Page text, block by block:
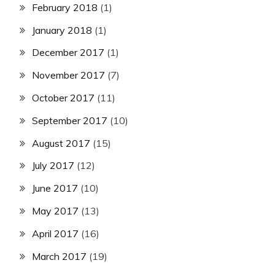
February 2018 (1)
January 2018 (1)
December 2017 (1)
November 2017 (7)
October 2017 (11)
September 2017 (10)
August 2017 (15)
July 2017 (12)
June 2017 (10)
May 2017 (13)
April 2017 (16)
March 2017 (19)